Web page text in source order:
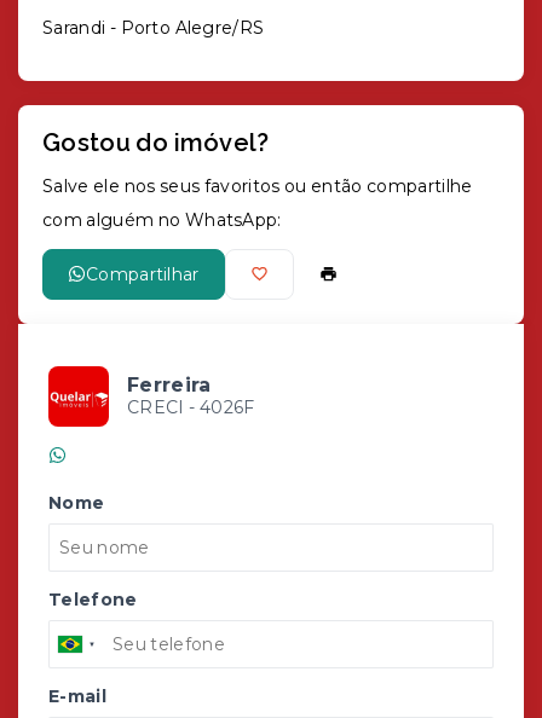
Sarandi - Porto Alegre/RS
Gostou do imóvel?
Salve ele nos seus favoritos ou então compartilhe
com alguém no WhatsApp:
Compartilhar
Ferreira
CRECI - 4026F
Nome
Telefone
E-mail